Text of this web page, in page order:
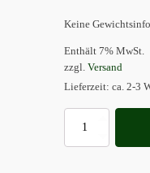
Keine
Enthält 7% MwSt.
zzgl. Versand
Lieferzeit: ca. 2-3
Süßkirschengelee